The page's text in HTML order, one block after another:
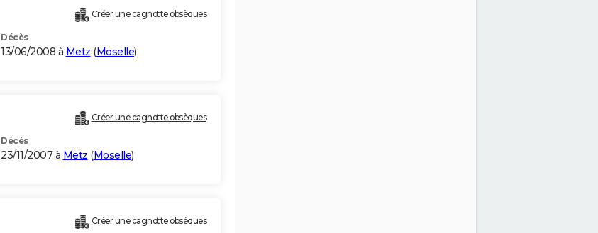
Créer une cagnotte obsèques
Décès
13/06/2008 à Metz (Moselle)
Créer une cagnotte obsèques
Décès
23/11/2007 à Metz (Moselle)
Créer une cagnotte obsèques